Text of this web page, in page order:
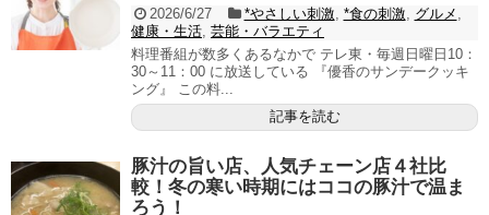
2026/6/27 *やさしい刺激, *食の刺激, グルメ ,
健康・生活, 芸能・バラエティ
料理番組が数多くあるなかで テレ東・毎週日曜日10：
30～11：00 に放送している 『優香のサンデークッキ
ング』 この料...
記事を読む
豚汁の旨い店、人気チェーン店４社比
較！冬の寒い時期にはココの豚汁で温ま
ろう！